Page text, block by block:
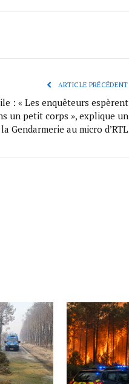
ARTICLE PRÉCÉDENT
: « Les enquêteurs espèrent
un petit corps », explique un
Gendarmerie au micro d’RTL